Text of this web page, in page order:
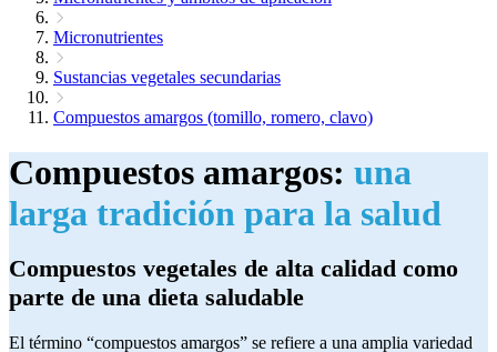
Micronutrientes
Sustancias vegetales secundarias
Compuestos amargos (tomillo, romero, clavo)
Compuestos amargos: una
larga tradición para la salud
Compuestos vegetales de alta calidad como
parte de una dieta saludable
El término “compuestos amargos” se refiere a una amplia variedad